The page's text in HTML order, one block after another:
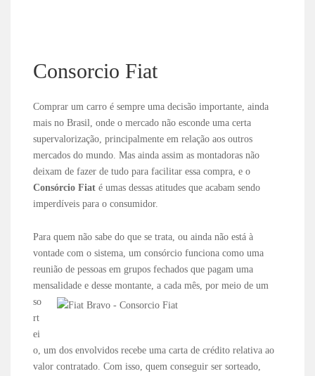
Consorcio Fiat
Comprar um carro é sempre uma decisão importante, ainda
mais no Brasil, onde o mercado não esconde uma certa
supervalorização, principalmente em relação aos outros
mercados do mundo. Mas ainda assim as montadoras não
deixam de fazer de tudo para facilitar essa compra, e o
Consórcio Fiat é umas dessas atitudes que acabam sendo
imperdíveis para o consumidor.
Para quem não sabe do que se trata, ou ainda não está à
vontade com o sistema, um consórcio funciona como uma
reunião de pessoas em grupos fechados que pagam uma
mensalidade e desse montante, a cada mês, por meio de um
so
rt
ei
o, um dos envolvidos recebe uma carta de crédito relativa ao
valor contratado. Com isso, quem conseguir ser sorteado,